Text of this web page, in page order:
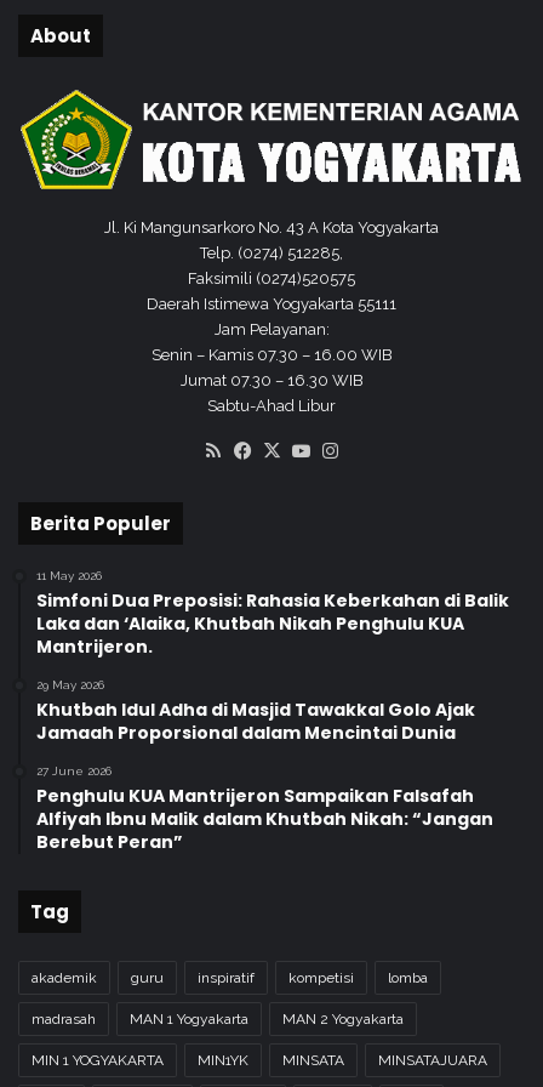
About
Jl. Ki Mangunsarkoro No. 43 A Kota Yogyakarta
Telp. (0274) 512285,
Faksimili (0274)520575
Daerah Istimewa Yogyakarta 55111
Jam Pelayanan:
Senin – Kamis 07.30 – 16.00 WIB
Jumat 07.30 – 16.30 WIB
Sabtu-Ahad Libur
RSS Facebook
X YouTube
Berita Populer
11 May 2026
Simfoni Dua Preposisi: Rahasia Keberkahan di Balik
Laka dan ‘Alaika, Khutbah Nikah Penghulu KUA
Mantrijeron.
29 May 2026
Khutbah Idul Adha di Masjid Tawakkal Golo Ajak
Jamaah Proporsional dalam Mencintai Dunia
27 June 2026
Penghulu KUA Mantrijeron Sampaikan Falsafah
Alfiyah Ibnu Malik dalam Khutbah Nikah: “Jangan
Berebut Peran”
Tag
akademik guru inspiratif kompetisi lomba
madrasah MAN 1 Yogyakarta MAN 2 Yogyakarta
MIN 1 YOGYAKARTA MIN1YK MINSATA MINSATAJUARA